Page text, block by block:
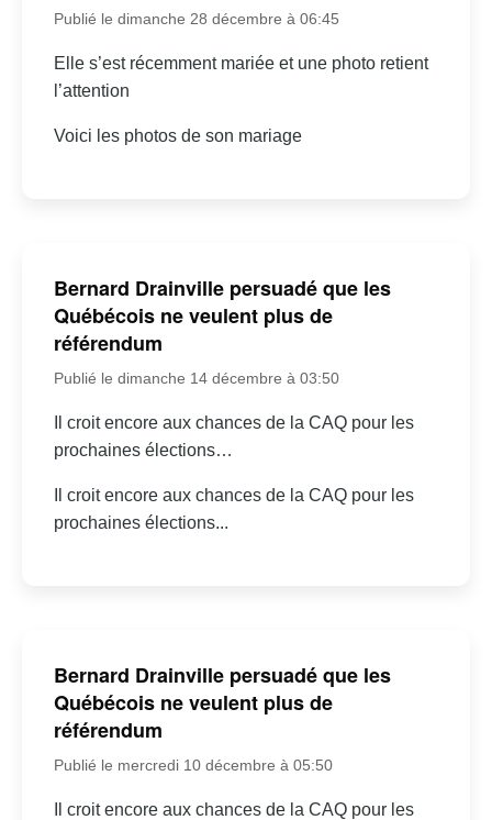
Publié le dimanche 28 décembre à 06:45
Elle s’est récemment mariée et une photo retient
l’attention
Voici les photos de son mariage
Bernard Drainville persuadé que les
Québécois ne veulent plus de
référendum
Publié le dimanche 14 décembre à 03:50
Il croit encore aux chances de la CAQ pour les
prochaines élections…
Il croit encore aux chances de la CAQ pour les
prochaines élections...
Bernard Drainville persuadé que les
Québécois ne veulent plus de
référendum
Publié le mercredi 10 décembre à 05:50
Il croit encore aux chances de la CAQ pour les